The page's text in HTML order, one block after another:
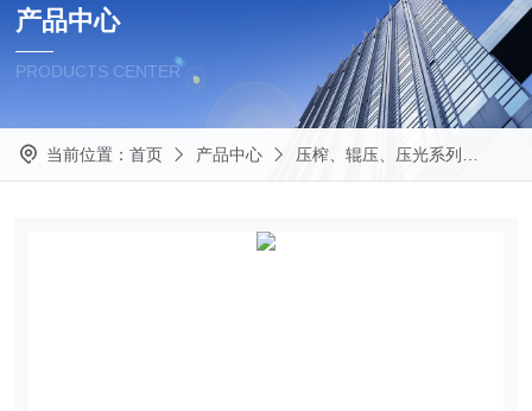
产品中心
PRODUCTS CENTER
当前位置： 首页 产品中心 压榨、辊压、压光系列